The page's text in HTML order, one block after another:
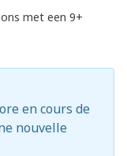
met een 9+
en cours de
nouvelle